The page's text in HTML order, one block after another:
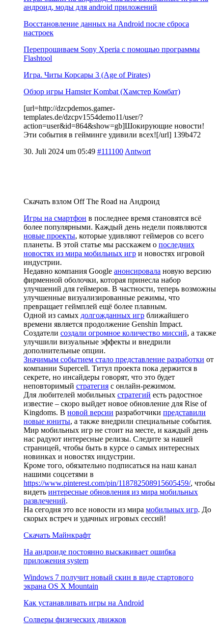
андроид, моды для android приложений
Восстановление данных на Android после сброса
настроек
Перепрошиваем Sony Xperia с помощью программы
Flashtool
Игра. Читы Корсары 3 (Age of Pirates)
Обзор игры Hamster Kombat (Хамстер Комбат)
[url=http://dzcpdemos.gamer-
templates.de/dzcpv1554demo11/user/?
action=user&id=864&show=gb]Шокирующие новости!
Эти события в гейминге удивили всех![/url] 139b472
30. Juli 2024 um 05:49 #111100 Antwort
Скачать взлом Off The Road на Андроид
Игры на смартфон в последнее время становятся всё
более популярными. Каждый день недели появляются
новые проекты, которые удивляют геймеров со всего
планеты. В этой статье мы расскажем о последних
новостях из мира мобильных игр и новостях игровой
индустрии.
Недавно компания Google анонсировала новую версию
фирменной оболочки, которая принесла набор
улучшений для геймеров. В частности, теперь возможны
улучшенные визуализированные режимы, что
превращает геймплей ещё более плавным.
Одной из самых долгожданных игр ближайшего
времени является продолжение Genshin Impact.
Создатели создали огромное количество миссий, а также
улучшили визуальные эффекты и внедрили
дополнительные опции.
Значимым событием стало представление разработки от
компании Supercell. Титул проекта пока держится в
секрете, но инсайдеры говорят, что это будет
неповторимый стратегия с онлайн-режимом.
Для любителей мобильных стратегий есть радостное
известие – скоро выйдет новое обновление для Rise of
Kingdoms. В новой версии разработчики представили
новые юниты, а также внедрили специальные события.
Мир мобильных игр не стоит на месте, и каждый день
нас радуют интересные релизы. Следите за нашей
страницей, чтобы быть в курсе о самых интересных
новинках и новостях индустрии.
Кроме того, обязательно подписаться на наш канал
нашими соцсетями в
https://www.pinterest.com/pin/118782508915605459/, чтобы
видеть интересные обновления из мира мобильных
развлечений.
На сегодня это все новости из мира мобильных игр. До
скорых встреч и удачных игровых сессий!
Скачать Майнкрафт
На андроиде постоянно выскакивает ошибка
приложения system
Windows 7 получит новый скин в виде стартового
экрана OS X Mountain
Как устанавливать игры на Android
Солверы физических движков